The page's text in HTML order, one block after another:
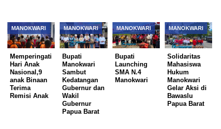
MANOKWARI
Memperingati
Hari Anak
Nasional,9
anak Binaan
Terima
Remisi Anak
MANOKWARI
Bupati
Manokwari
Sambut
Kedatangan
Gubernur dan
Wakil
Gubernur
Papua Barat
MANOKWARI
Bupati
Launching
SMA N.4
Manokwari
MANOKWARI
Solidaritas
Mahasiswa
Hukum
Manokwari
Gelar Aksi di
Bawaslu
Papua Barat